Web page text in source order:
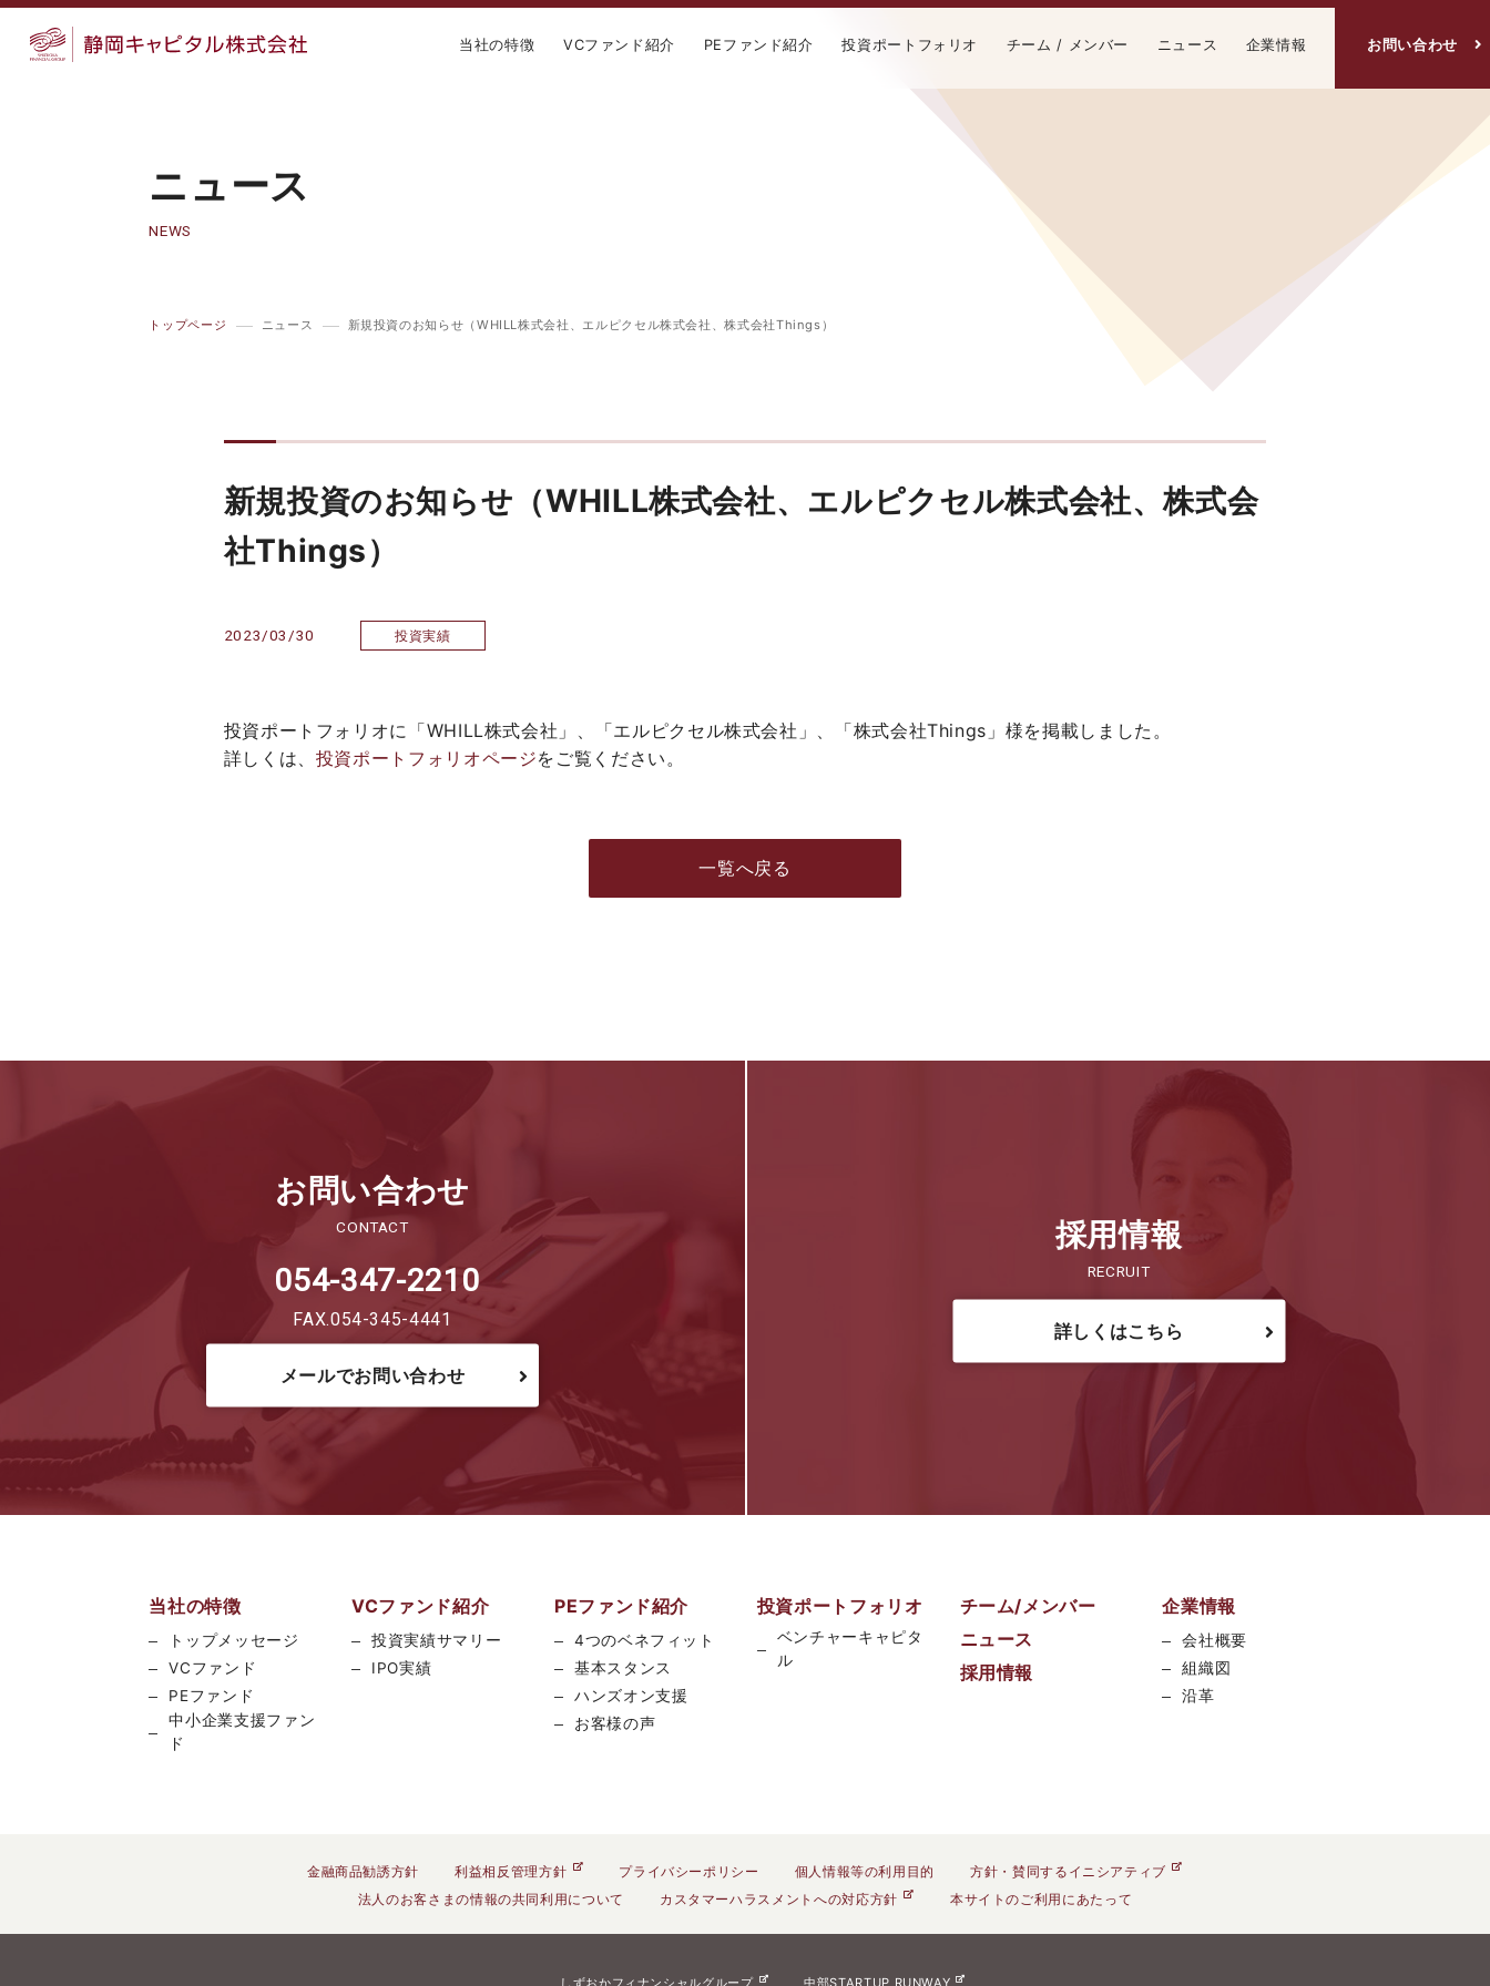
当社の特徴 VCファンド紹介 PEファンド紹介 投資ポートフォリオ チーム / メンバー ニュース 企業情報 お問い合わせ
ニュース
NEWS
トップページ ニュース 新規投資のお知らせ（WHILL株式会社、エルピクセル株式会社、株式会社Things）
新規投資のお知らせ（WHILL株式会社、エルピクセル株式会社、株式会
社Things）
2023/03/30 投資実績
投資ポートフォリオに「WHILL株式会社」、「エルピクセル株式会社」、「株式会社Things」様を掲載しました。
詳しくは、 投資ポートフォリオページをご覧ください。
一覧へ戻る
お問い合わせ
CONTACT
054-347-2210
FAX.054-345-4441
メールでお問い合わせ
採用情報
RECRUIT
詳しくはこちら
当社の特徴
トップメッセージ
VCファンド
PEファンド
中小企業支援ファン
ド
VCファンド紹介
投資実績サマリー
IPO実績
PEファンド紹介
4つのベネフィット
基本スタンス
ハンズオン支援
お客様の声
投資ポートフォリオ
ベンチャーキャピタ
ル
チーム/メンバー
ニュース
採用情報
企業情報
会社概要
組織図
沿革
金融商品勧誘方針 利益相反管理方針 プライバシーポリシー 個人情報等の利用目的
方針・賛同するイニシアティブ
法人のお客さまの情報の共同利用について
カスタマーハラスメントへの対応方針 本サイトのご利用にあたって
しずおかフィナンシャルグループ 中部STARTUP RUNWAY